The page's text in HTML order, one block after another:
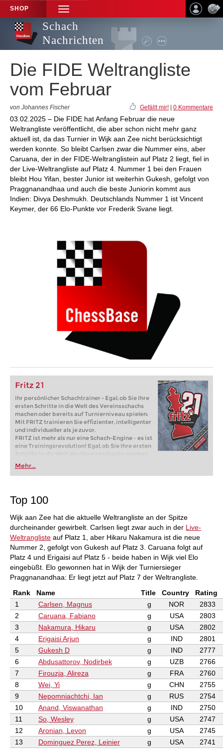
SHOP
TOGGLE
NAVIGATION
Schach
Nachrichten
Die FIDE Weltrangliste
vom Februar
von Johannes Fischer Gefällt mir! 0 Kommentare
03.02.2025 – Die FIDE hat Anfang Februar die neue
Weltrangliste veröffentlicht, die aber schon nicht mehr ganz
aktuell ist, da das Turnier in Wijk aan Zee nicht berücksichtigt
werden konnte. So bleibt Carlsen zwar die Nummer eins, aber
Caruana, der in der FIDE-Weltranglistein auf Platz 2 liegt, fiel in
der Live-Weltrangliste auf Platz 4. Nummer 1 bei den Frauen
bleibt Hou Yifan, bester Junior ist weiterhin Gukesh, gefolgt von
Praggnanandhaa und auch die beste Juniorin kommt aus
Indien: Divya Deshmukh. Deutschlands Nummer 1 ist Vincent
Keymer, der 66 Elo-Punkte vor Frederik Svane liegt.
Fritz 21
Ihr persönlicher Schachtrainer - Egal, ob Sie Ihre
ersten Schritte in die Welt des Vereinsschachs
machen oder bereits auf Turnierniveau spielen:
Mit FRITZ trainieren Sie effizienter, intelligenter
und individueller als je zuvor.
FRITZ ist mehr als nur eine Schach-Engine – es ist
eine Trainingsrevolution! Egal, ob Sie Ihre ersten
Schritte in die Welt des Vereinsschachs machen
oder bereits auf Turnierniveau spielen: Mit
FRITZ trainieren Sie effizienter, intelligenter und
individueller als je zuvor.
Mehr...
Top 100
Wijk aan Zee hat die aktuelle Weltrangliste an der Spitze
durcheinander gewirbelt. Carlsen liegt zwar auch in der Live-
Weltrangliste auf Platz 1, aber Hikaru Nakamura ist die neue
Nummer 2, gefolgt von Gukesh auf Platz 3. Caruana folgt auf
Platz 4 und Erigaisi auf Platz 5 - beide haben in Wijk viel Elo
eingebüßt. Elo gewonnen hat in Wijk der Turniersieger
Praggnanandhaa: Er liegt jetzt auf Platz 7 der Weltrangliste.
Rank
Name Title Country
Rating
1
Carlsen, Magnus g NOR
2833
2
Caruana, Fabiano g USA
2803
3
Nakamura, Hikaru g USA
2802
4
Erigaisi Arjun g IND
2801
5
Gukesh D g IND
2777
6
Abdusattorov, Nodirbek g UZB
2766
7
Firouzja, Alireza g FRA
2760
8
Wei, Yi g CHN
2755
9
Nepomniachtchi, Ian g RUS
2754
10
Anand, Viswanathan g IND
2750
11
So, Wesley g USA
2747
12
Aronian, Levon g USA
2745
13
Dominguez Perez, Leinier g USA
2741